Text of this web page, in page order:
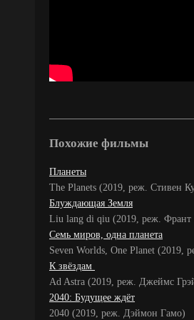
Похожие фильмы
Планеты
The Planets (2019, реж. Стивен
Блуждающая Земля
Liu lang di qiu (2019, реж. Франт
Семь миров, одна планета
Seven Worlds, One Planet (2019,
К звёздам
Ad Astra (2019, реж. Джеймс
2040: Будущее ждёт
2040 (2019, реж. Дэймон Гамо)